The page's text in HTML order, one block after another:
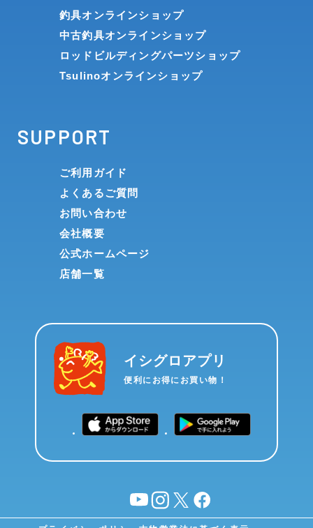
釣具オンラインショップ
中古釣具オンラインショップ
ロッドビルディングパーツショップ
Tsulinoオンラインショップ
SUPPORT
ご利用ガイド
よくあるご質問
お問い合わせ
会社概要
公式ホームページ
店舗一覧
イシグロアプリ
便利にお得にお買い物！
YouTubeinstagram
X facebook